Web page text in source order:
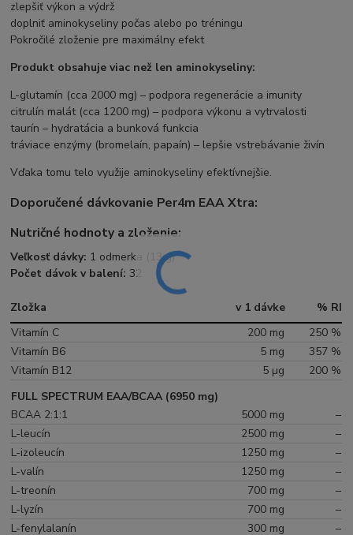
zlepšiť výkon a výdrž
doplniť aminokyseliny počas alebo po tréningu
Pokročilé zloženie pre maximálny efekt
Produkt obsahuje viac než len aminokyseliny:
L-glutamín (cca 2000 mg) – podpora regenerácie a imunity
citrulín malát (cca 1200 mg) – podpora výkonu a vytrvalosti
taurín – hydratácia a bunková funkcia
tráviace enzýmy (bromelaín, papaín) – lepšie vstrebávanie živín
Vďaka tomu telo využije aminokyseliny efektívnejšie.
Doporučené dávkovanie Per4m EAA Xtra:
Nutričné hodnoty a zloženie:
Veľkosť dávky: 1 odmerka (13 g)
Počet dávok v balení: 32
Zložka v 1 dávke
% RI
Vitamín C
200 mg
250 %
Vitamín B6
5 mg
357 %
Vitamín B12
5 µg
200 %
FULL SPECTRUM EAA/BCAA (6950 mg)
BCAA 2:1:1
5000 mg
–
L-leucín
2500 mg
–
L-izoleucín
1250 mg
–
L-valín
1250 mg
–
L-treonín
700 mg
–
L-lyzín
700 mg
–
L-fenylalanín
300 mg
–